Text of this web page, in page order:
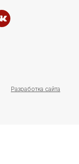
Разработка сайта